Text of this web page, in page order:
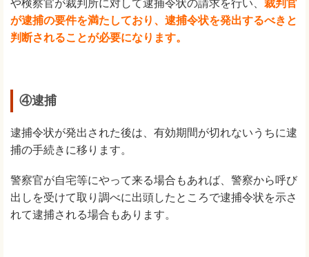
や検察官が裁判所に対して逮捕令状の請求を行い、 裁判官
が逮捕の要件を満たしており、逮捕令状を発出するべきと
判断されることが必要になります。
④逮捕
逮捕令状が発出された後は、有効期間が切れないうちに逮
捕の手続きに移ります。
警察官が自宅等にやって来る場合もあれば、警察から呼び
出しを受けて取り調べに出頭したところで逮捕令状を示さ
れて逮捕される場合もあります。